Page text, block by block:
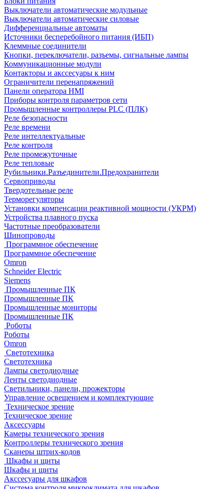
Выключатели автоматические модульные
Выключатели автоматические силовые
Дифференциальные автоматы
Источники бесперебойного питания (ИБП)
Клеммные соединители
Кнопки, переключатели, разъемы, сигнальные лампы
Коммуникационные модули
Контакторы и акссесуары к ним
Ограничители перенапряжений
Панели оператора HMI
Приборы контроля параметров сети
Промышленные контроллеры PLC (ПЛК)
Реле безопасности
Реле времени
Реле интеллектуальные
Реле контроля
Реле промежуточные
Реле тепловые
Рубильники.Разъединители.Предохранители
Сервоприводы
Твердотельные реле
Терморегуляторы
Установки компенсации реактивной мощности (УКРМ)
Устройства плавного пуска
Частотные преобразователи
Шинопроводы
Программное обеспечение
Программное обеспечение
Omron
Schneider Electric
Siemens
Промышленные ПК
Промышленные ПК
Промышленные мониторы
Промышленные ПК
Роботы
Роботы
Omron
Светотехника
Светотехника
Лампы светодиодные
Ленты светодиодные
Светильники, панели, прожекторы
Управление освещением и комплектующие
Техническое зрение
Техническое зрение
Аксессуары
Камеры технического зрения
Контроллеры технического зрения
Сканеры штрих-кодов
Шкафы и щиты
Шкафы и щиты
Акссесуары для шкафов